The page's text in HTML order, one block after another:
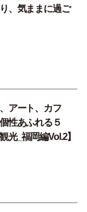
、気ままに過ご
アート、カフ
性あふれる５
光_福岡編Vol.2】